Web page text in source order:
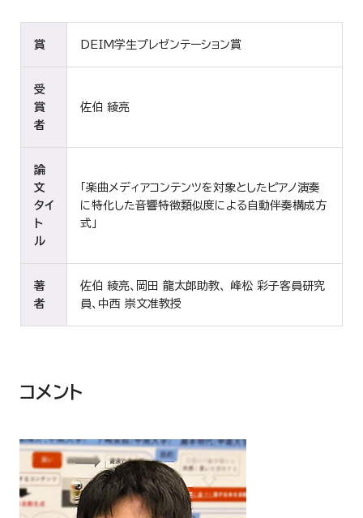
賞 DEIM学生プレゼンテーション賞
受
賞
者
佐伯 綾亮
論
文
タイ
ト
ル
「楽曲メディアコンテンツを対象としたピアノ演奏
に特化した音響特徴類似度による自動伴奏構成方
式」
著
者
佐伯 綾亮、岡田 龍太郎助教、 峰松 彩子客員研究
員、中西 崇文准教授
コメント